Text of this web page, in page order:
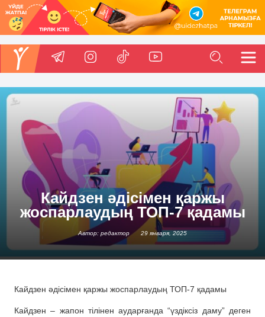
Кайдзен әдісімен қаржы
жоспарлаудың ТОП-7 қадамы
Автор: редактор 29 января, 2025
Кайдзен әдісімен қаржы жоспарлаудың ТОП-7 қадамы
Кайдзен – жапон тілінен аударғанда “үздіксіз даму” деген